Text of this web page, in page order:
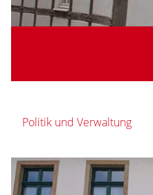
Politik und Verwaltung